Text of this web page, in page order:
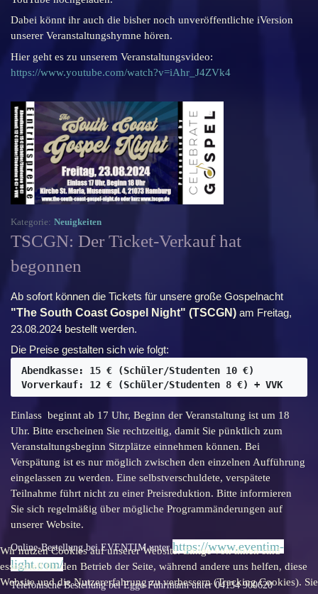
Dabei könnt ihr auch die bisher noch unveröffentlichte iVersion
unserer Veranstaltungshymne hören.
Hier geht es zu unserem Veranstaltungsvideo:
https://www.youtube.com/watch?v=iAhr_J4ZVk4
Kategorie: Neuigkeiten
TSCGN: Der Ticket-Verkauf hat
begonnen
Ab sofort können die Tickets für unsere große Gospelnacht
"The South Coast Gospel Night" (TSCGN) am Freitag,
23.08.2024 bestellt werden.
Die Preise gestalten sich wie folgt:
Abendkasse: 15 € (Schüler/Studenten 10 €)
Vorverkauf: 12 € (Schüler/Studenten 8 €) + VVK
Einlass beginnt ab 17 Uhr, Beginn der Veranstaltung ist um 18
Uhr. Bitte erscheinen Sie rechtzeitig, damit Sie pünktlich zum
Veranstaltungsbeginn Sitzplätze einnehmen können. Bei
Verspätung ist es nur möglich zwischen den einzelnen Aufführung
eingelassen zu werden. Eine selbstverschuldete, verspätete
Teilnahme führt nicht zu einer Preisreduktion. Bitte informieren
Sie sich regelmäßig über mögliche Programmänderungen auf
unserer Website.
Online-Bestellung bei EVENTIM unterhttps://www.eventim-
light.com/
Telefonische Bestellung bei Eggo Fuhrmann unter 04134 900620
Wir nutzen Cookies auf unserer Website. Einige von ihnen sind
essenziell für den Betrieb der Seite, während andere uns helfen, diese
Website und die Nutzererfahrung zu verbessern (Tracking Cookies). Sie